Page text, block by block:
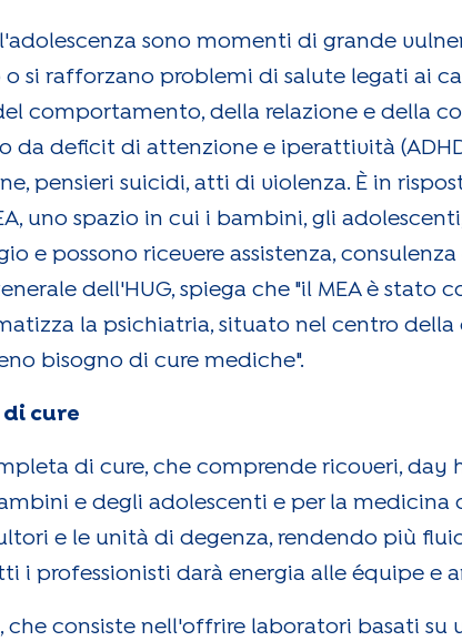
sono momenti di grande
o si rafforzano problemi di salute legati ai
comportamento, della relazione e della
da deficit di attenzione e iperattività
pensieri suicidi, atti di violenza. È in
uno spazio in cui i bambini, gli
e possono ricevere assistenza,
dell'HUG, spiega che "il MEA è stato
la psichiatria, situato nel centro
bisogno di cure mediche".
cure
di cure, che comprende ricoveri, day
e degli adolescenti e per la medicina
e le unità di degenza, rendendo più
i professionisti darà energia alle équipe e
che consiste nell'offrire laboratori basati su